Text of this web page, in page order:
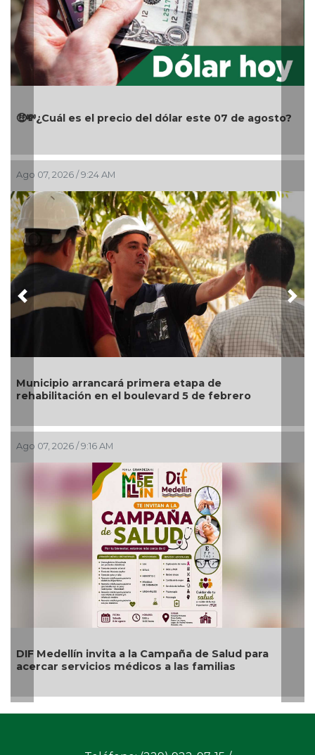
🤑💸¿Cuál es el precio del dólar este 07 de agosto?
Ago 07, 2026 / 9:24 AM
Municipio arrancará primera etapa de
rehabilitación en el boulevard 5 de febrero
Ago 07, 2026 / 9:16 AM
DIF Medellín invita a la Campaña de Salud para
acercar servicios médicos a las familias
Previous